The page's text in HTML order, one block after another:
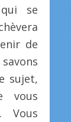
se
de
sujet,
vous
Vous